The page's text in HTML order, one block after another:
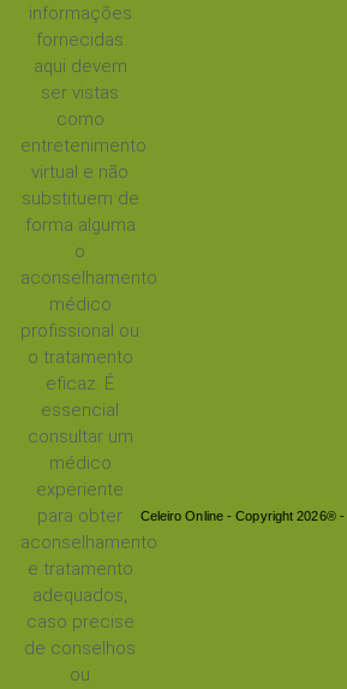
informações
fornecidas
aqui devem
ser vistas
como
entretenimento
virtual e não
substituem de
forma alguma
o
aconselhamento
médico
profissional ou
o tratamento
eficaz. É
essencial
consultar um
médico
experiente
para obter
aconselhamento
e tratamento
adequados,
caso precise
de conselhos
ou
Celeiro Online - Copyright 2026®